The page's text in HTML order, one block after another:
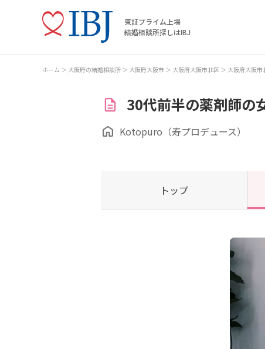
東証プライム上場
結婚相談所探しはIBJ
ホーム 大阪府の結婚相談所 大阪府大阪市 大阪府大阪市北区 大阪府大阪市
30代前半の薬剤師の
Kotopuro（寿プロデュース）
トップ